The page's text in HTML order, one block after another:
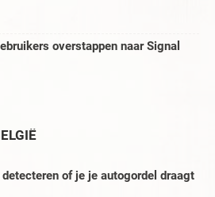
overstappen naar Signal
detecteren of je je autogordel draagt